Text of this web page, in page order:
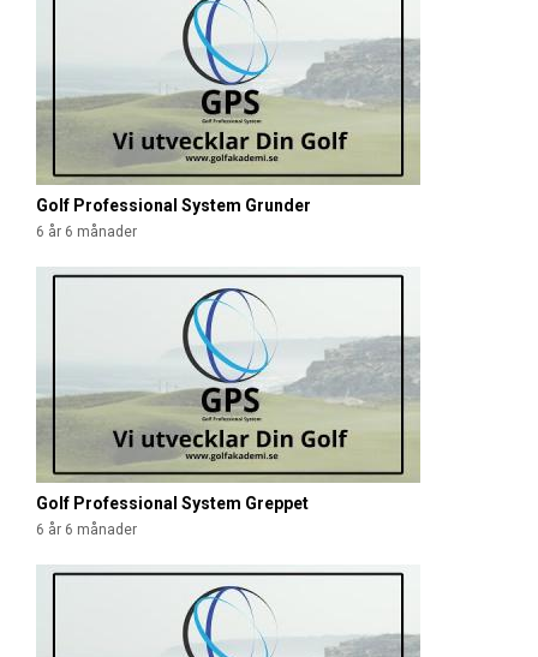
Golf Professional System Grunder
6 år 6 månader
Golf Professional System Greppet
6 år 6 månader